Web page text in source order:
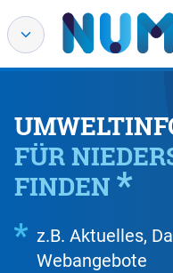
FÜR
FINDEN
z.B. Aktuelles,
Webangebote